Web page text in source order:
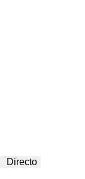
Directo